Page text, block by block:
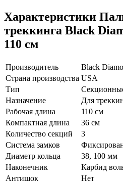
Характеристики
треккинга Black
110 см
Производитель
Black
Страна производства USA
Тип
Назначение
Для
Рабочая длина
110 см
Компактная длина
36 см
Количество секций
3
Система замков
Диаметр кольца
38, 100 мм
Наконечник
Карбид
Антишок
Нет